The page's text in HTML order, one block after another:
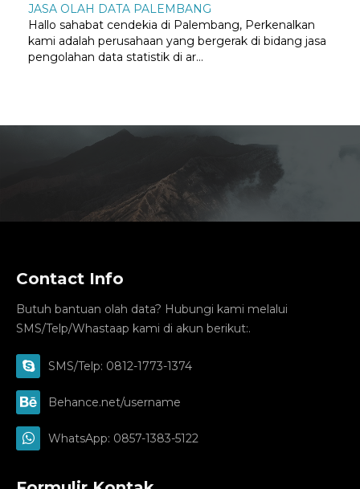
JASA OLAH DATA PALEMBANG
Hallo sahabat cendekia di Palembang, Perkenalkan
kami adalah perusahaan yang bergerak di bidang jasa
pengolahan data statistik di ar...
Contact Info
Butuh bantuan olah data? Hubungi kami melalui
SMS/Telp/Whastaap kami di akun berikut:.
SMS/Telp: 0812-1773-1374
Behance.net/username
WhatsApp: 0857-1383-5122